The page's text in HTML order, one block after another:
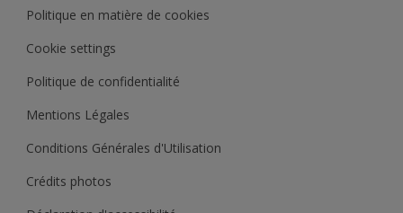
Politique en matière de cookies
Cookie settings
Politique de confidentialité
Mentions Légales
Conditions Générales d'Utilisation
Crédits photos